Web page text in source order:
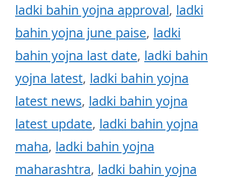
ladki bahin yojna approval, ladki
bahin yojna june paise, ladki
bahin yojna last date, ladki bahin
yojna latest, ladki bahin yojna
latest news, ladki bahin yojna
latest update, ladki bahin yojna
maha, ladki bahin yojna
maharashtra, ladki bahin yojna